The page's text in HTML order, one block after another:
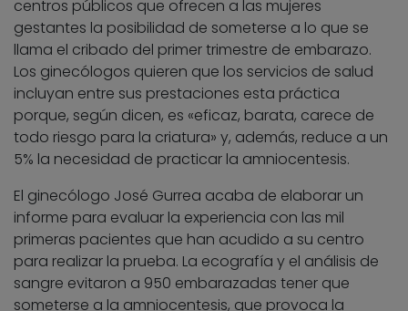
centros públicos que ofrecen a las mujeres
gestantes la posibilidad de someterse a lo que se
llama el cribado del primer trimestre de embarazo.
Los ginecólogos quieren que los servicios de salud
incluyan entre sus prestaciones esta práctica
porque, según dicen, es «eficaz, barata, carece de
todo riesgo para la criatura» y, además, reduce a un
5% la necesidad de practicar la amniocentesis.
El ginecólogo José Gurrea acaba de elaborar un
informe para evaluar la experiencia con las mil
primeras pacientes que han acudido a su centro
para realizar la prueba. La ecografía y el análisis de
sangre evitaron a 950 embarazadas tener que
someterse a la amniocentesis, que provoca la